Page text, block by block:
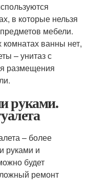
в которые нельзя
мебели.
ванны нет,
– унитаз с
размещения
руками.
– более
руками и
будет
ремонт